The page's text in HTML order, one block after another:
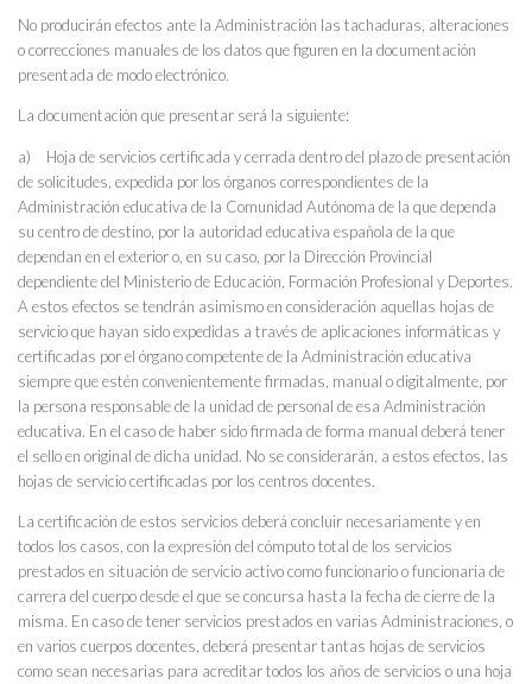
No producirán efectos ante la Administración las tachaduras, alteraciones
o correcciones manuales de los datos que figuren en la documentación
presentada de modo electrónico.
La documentación que presentar será la siguiente:
a) Hoja de servicios certificada y cerrada dentro del plazo de presentación
de solicitudes, expedida por los órganos correspondientes de la
Administración educativa de la Comunidad Autónoma de la que dependa
su centro de destino, por la autoridad educativa española de la que
dependan en el exterior o, en su caso, por la Dirección Provincial
dependiente del Ministerio de Educación, Formación Profesional y Deportes.
A estos efectos se tendrán asimismo en consideración aquellas hojas de
servicio que hayan sido expedidas a través de aplicaciones informáticas y
certificadas por el órgano competente de la Administración educativa
siempre que estén convenientemente firmadas, manual o digitalmente, por
la persona responsable de la unidad de personal de esa Administración
educativa. En el caso de haber sido firmada de forma manual deberá tener
el sello en original de dicha unidad. No se considerarán, a estos efectos, las
hojas de servicio certificadas por los centros docentes.
La certificación de estos servicios deberá concluir necesariamente y en
todos los casos, con la expresión del cómputo total de los servicios
prestados en situación de servicio activo como funcionario o funcionaria de
carrera del cuerpo desde el que se concursa hasta la fecha de cierre de la
misma. En caso de tener servicios prestados en varias Administraciones, o
en varios cuerpos docentes, deberá presentar tantas hojas de servicios
como sean necesarias para acreditar todos los años de servicios o una hoja